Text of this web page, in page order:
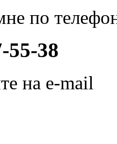
по
55-38
на e-mail